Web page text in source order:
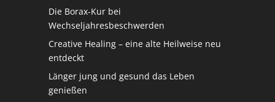
Die Borax-Kur bei
Wechseljahresbeschwerden
Creative Healing – eine alte Heilweise neu
entdeckt
Länger jung und gesund das Leben
genießen